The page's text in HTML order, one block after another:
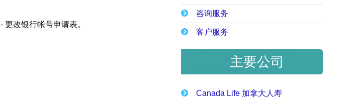
- 更改银行帐号申请表。
咨询服务
客户服务
主要公司
Canada Life 加拿大人寿